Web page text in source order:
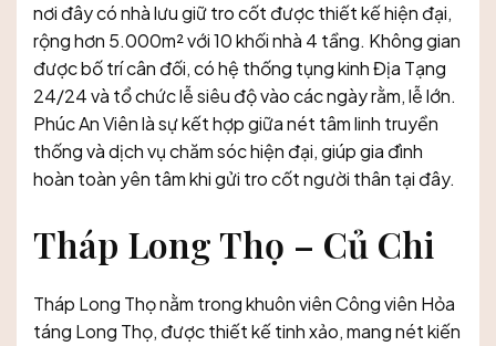
nơi đây có nhà lưu giữ tro cốt được thiết kế hiện đại,
rộng hơn 5.000m² với 10 khối nhà 4 tầng. Không gian
được bố trí cân đối, có hệ thống tụng kinh Địa Tạng
24/24 và tổ chức lễ siêu độ vào các ngày rằm, lễ lớn.
Phúc An Viên là sự kết hợp giữa nét tâm linh truyền
thống và dịch vụ chăm sóc hiện đại, giúp gia đình
hoàn toàn yên tâm khi gửi tro cốt người thân tại đây.
Tháp Long Thọ – Củ Chi
Tháp Long Thọ nằm trong khuôn viên Công viên Hỏa
táng Long Thọ, được thiết kế tinh xảo, mang nét kiến